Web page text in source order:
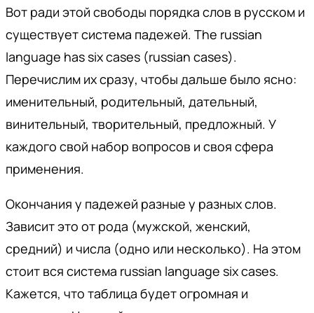
Вот ради этой свободы порядка слов в русском и
существует система падежей. The russian
language has six cases (russian cases).
Перечислим их сразу, чтобы дальше было ясно:
именительный, родительный, дательный,
винительный, творительный, предложный. У
каждого свой набор вопросов и своя сфера
применения.
Окончания у падежей разные у разных слов.
Зависит это от рода (мужской, женский,
средний) и числа (одно или несколько). На этом
стоит вся система russian language six cases.
Кажется, что таблица будет огромная и